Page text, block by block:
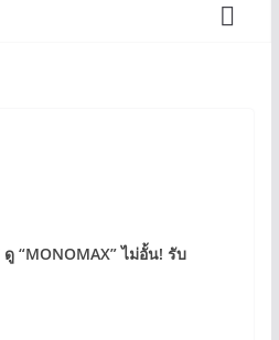
ดู “MONOMAX”ไม่อั้น! รับ